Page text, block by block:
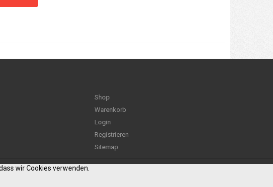
Shop
Warenkorb
Login
Registrieren
Sitemap
wir Cookies verwenden.